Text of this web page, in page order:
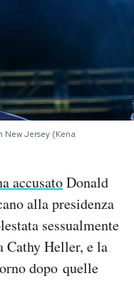
Jersey (Kena
accusatoDonald
alla presidenza
sessualmente
Cathy Heller, e la
dopo quelle